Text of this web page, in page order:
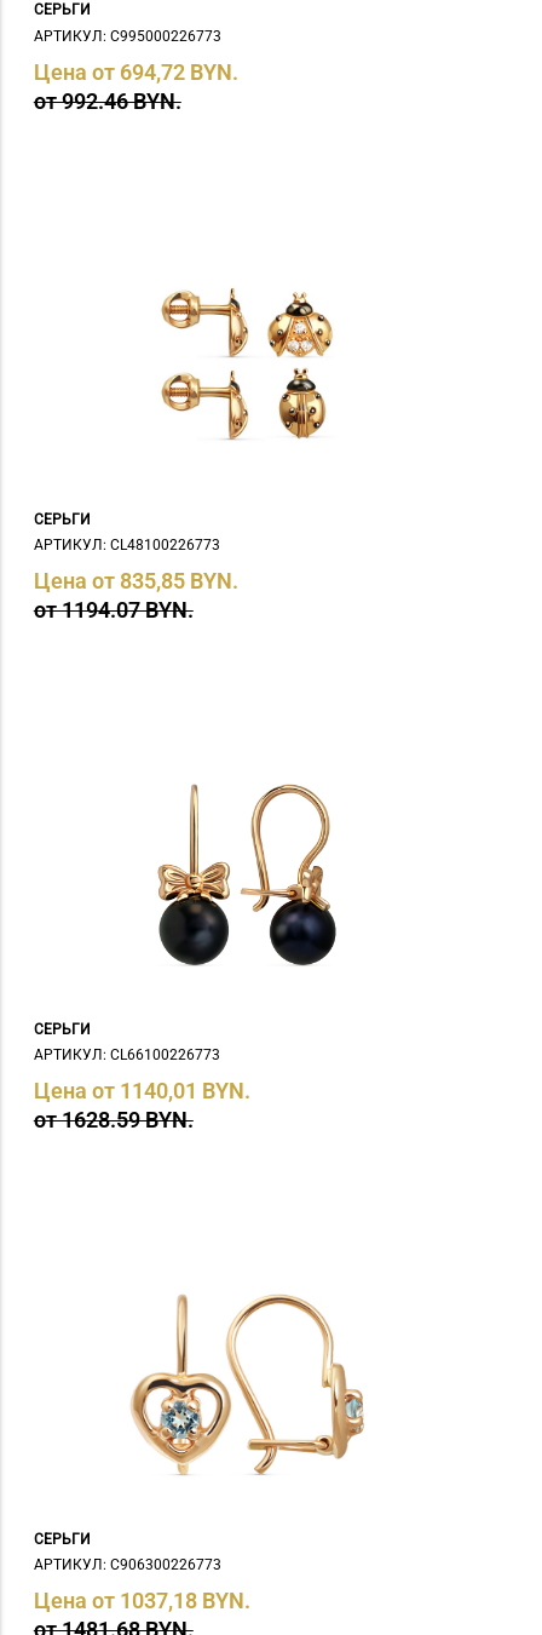
СЕРЬГИ
АРТИКУЛ: С995000226773
Цена от 694,72 BYN.
от 992.46 BYN.
СЕРЬГИ
АРТИКУЛ: СL48100226773
Цена от 835,85 BYN.
от 1194.07 BYN.
СЕРЬГИ
АРТИКУЛ: СL66100226773
Цена от 1140,01 BYN.
от 1628.59 BYN.
СЕРЬГИ
АРТИКУЛ: С906300226773
Цена от 1037,18 BYN.
от 1481.68 BYN.